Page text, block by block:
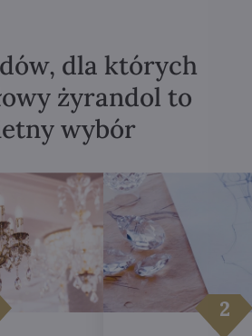
dla których
żyrandol to
wybór